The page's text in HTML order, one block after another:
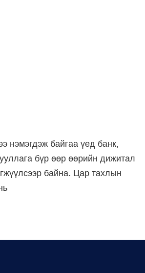
нэмэгдэж байгаа үед банк,
бүр өөр өөрийн дижитал
байна. Цар тахлын